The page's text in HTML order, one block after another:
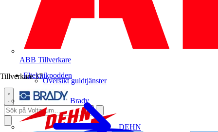
ABB Tillverkare
Tillverkare 17
Brady
DEHN
Översikt guldtjänster
Elteknikpodden